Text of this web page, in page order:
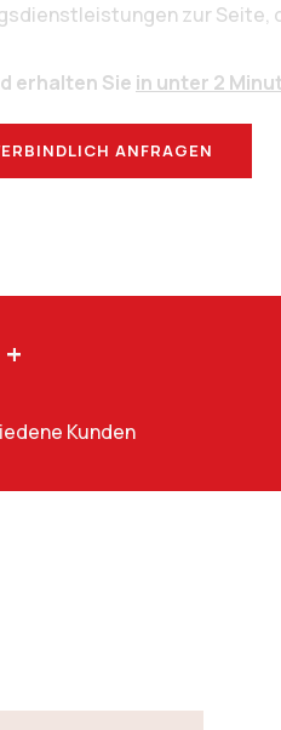
zur
erhalten Sie in unter 2
ANFRAGEN
+
Kunden